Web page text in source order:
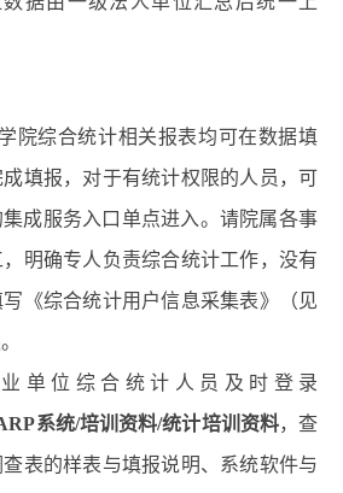
院综合统计相关报表均可在数据填
填报，对于有统计权限的人员，可
集成服务入口单点进入。请院属各事
明确专人负责综合统计工作，没有
《综合统计用户信息采集表》（见
单位综合统计人员及时 登录
系统/培训资料/统计培训资料，查
表的样表与填报说明、系统软件与